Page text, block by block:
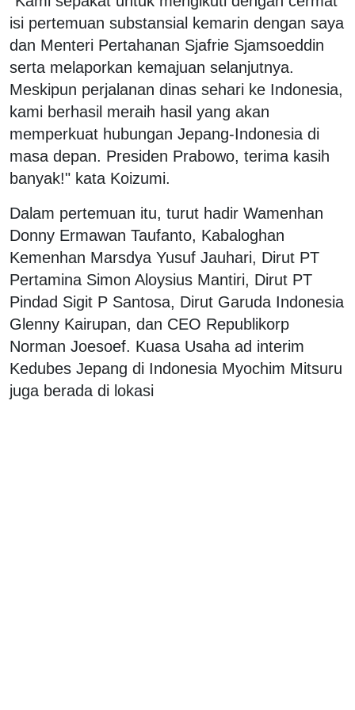
isi pertemuan substansial kemarin dengan saya
dan Menteri Pertahanan Sjafrie Sjamsoeddin
serta melaporkan kemajuan selanjutnya.
Meskipun perjalanan dinas sehari ke Indonesia,
kami berhasil meraih hasil yang akan
memperkuat hubungan Jepang-Indonesia di
masa depan. Presiden Prabowo, terima kasih
banyak!" kata Koizumi.
Dalam pertemuan itu, turut hadir Wamenhan
Donny Ermawan Taufanto, Kabaloghan
Kemenhan Marsdya Yusuf Jauhari, Dirut PT
Pertamina Simon Aloysius Mantiri, Dirut PT
Pindad Sigit P Santosa, Dirut Garuda Indonesia
Glenny Kairupan, dan CEO Republikorp
Norman Joesoef. Kuasa Usaha ad interim
Kedubes Jepang di Indonesia Myochim Mitsuru
juga berada di lokasi